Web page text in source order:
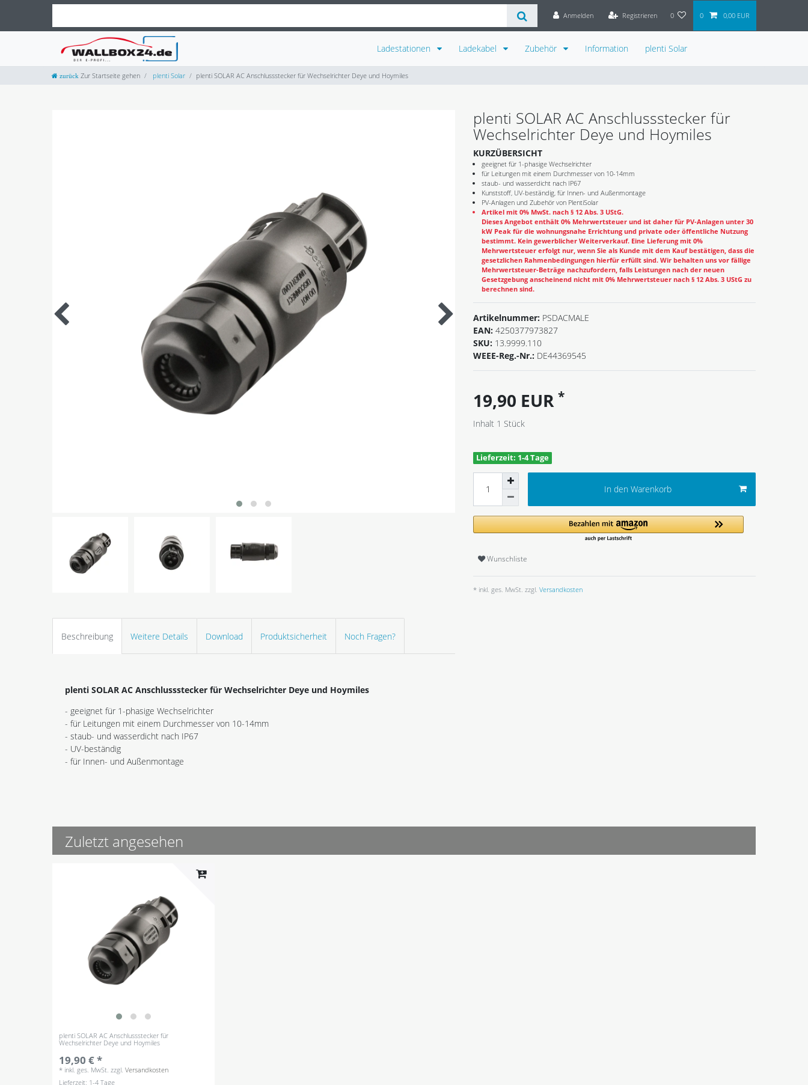
Anmelden Registrieren 0 0 0,00 EUR
Ladestationen Ladekabel Zubehör Information plenti Solar
Zur Startseite gehen plenti Solar plenti SOLAR AC Anschlussstecker für Wechselrichter Deye und Hoymiles
Beschreibung Weitere Details Download Produktsicherheit Noch Fragen?
plenti SOLAR AC Anschlussstecker für Wechselrichter Deye und Hoymiles
- geeignet für 1-phasige Wechselrichter
- für Leitungen mit einem Durchmesser von 10-14mm
- staub- und wasserdicht nach IP67
- UV-beständig
- für Innen- und Außenmontage
plenti SOLAR AC Anschlussstecker für
Wechselrichter Deye und Hoymiles
KURZÜBERSICHT
geeignet für 1-phasige Wechselrichter
für Leitungen mit einem Durchmesser von 10-14mm
staub- und wasserdicht nach IP67
Kunststoff, UV-beständig, für Innen- und Außenmontage
PV-Anlagen und Zubehör von PlentiSolar
Artikel mit 0% MwSt. nach § 12 Abs. 3 UStG.
Dieses Angebot enthält 0% Mehrwertsteuer und ist daher für PV-Anlagen unter 30
kW Peak für die wohnungsnahe Errichtung und private oder öffentliche Nutzung
bestimmt. Kein gewerblicher Weiterverkauf. Eine Lieferung mit 0%
Mehrwertsteuer erfolgt nur, wenn Sie als Kunde mit dem Kauf bestätigen, dass die
gesetzlichen Rahmenbedingungen hierfür erfüllt sind. Wir behalten uns vor fällige
Mehrwertsteuer-Beträge nachzufordern, falls Leistungen nach der neuen
Gesetzgebung anscheinend nicht mit 0% Mehrwertsteuer nach § 12 Abs. 3 UStG zu
berechnen sind.
Artikelnummer: PSDACMALE
EAN: 4250377973827
SKU: 13.9999.110
WEEE-Reg.-Nr.: DE44369545
19,90 EUR *
Inhalt 1 Stück
Lieferzeit: 1-4 Tage
In den Warenkorb
Wunschliste
* inkl. ges. MwSt. zzgl. Versandkosten
Zuletzt angesehen
plenti SOLAR AC Anschlussstecker für
Wechselrichter Deye und Hoymiles
19,90 € *
* inkl. ges. MwSt. zzgl.Versandkosten
Lieferzeit: 1-4 Tage